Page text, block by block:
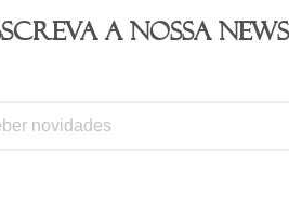
a nossa